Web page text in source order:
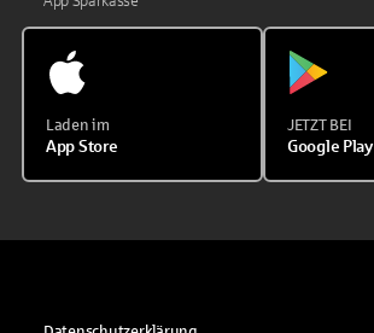
Laden im
App Store
JETZT BEI
Google Play